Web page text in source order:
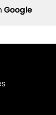
Google